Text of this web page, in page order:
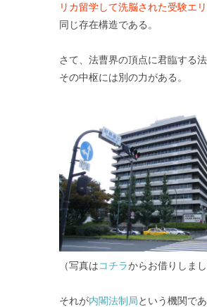
リカ留学して洗脳された受験エ
同じ存在構造である。
さて、法曹界の頂点に君臨する法
その中枢には別の力がある。
（写真はコチラからお借りしまし
それが内閣法制局という機関であ